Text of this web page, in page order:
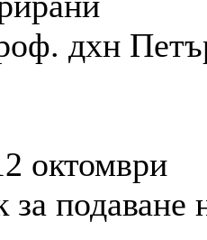
дхн
октомври
за подаване